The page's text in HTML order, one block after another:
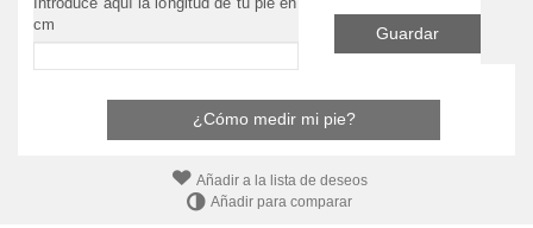
cm
Guardar
¿Cómo medir mi pie?
Añadir a la lista de deseos
Añadir para comparar